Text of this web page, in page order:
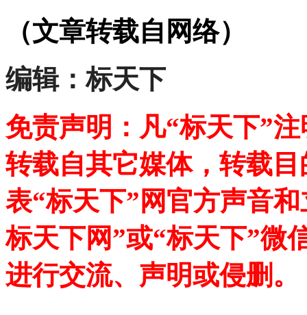
（文章转载自网络）
编辑：标天下
免责声明：凡“标天下”
转载自其它媒体，转载
表“标天下”网官方声音
标天下网”或“标天下”微
进行交流、声明或侵删。